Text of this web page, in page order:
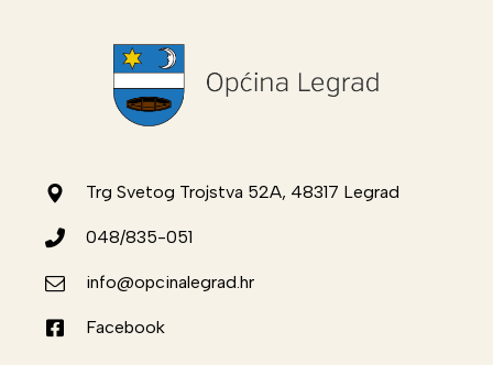
Trg Svetog Trojstva 52A, 48317 Legrad
048/835-051
info@opcinalegrad.hr
Facebook